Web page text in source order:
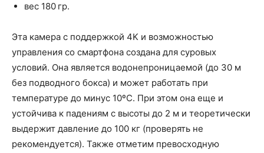
вес 180 гр.
Эта камера с поддержкой 4K и возможностью
управления со смартфона создана для суровых
условий. Она является водонепроницаемой (до 30 м
без подводного бокса) и может работать при
температуре до минус 10ºC. При этом она еще и
устойчива к падениям с высоты до 2 м и теоретически
выдержит давление до 100 кг (проверять не
рекомендуется). Также отметим превосходную